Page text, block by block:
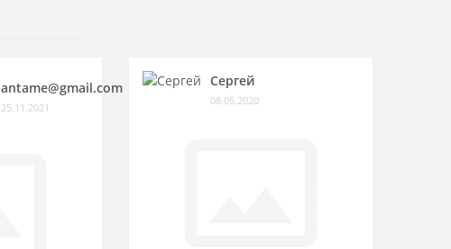
antame@gmail.com
25.11.2021
Сергей
08.05.2020